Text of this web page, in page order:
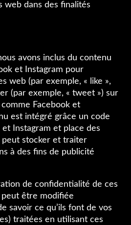
web dans des finalités
avons inclus du contenu
et Instagram pour
web (par exemple, « like »,
(par exemple, « tweet ») sur
Facebook et
est intégré grâce un code
Instagram et place des
peut stocker et traiter
à des fins de publicité
de confidentialité de ces
peut être modifiée
savoir ce qu’ils font de vos
traitées en utilisant ces